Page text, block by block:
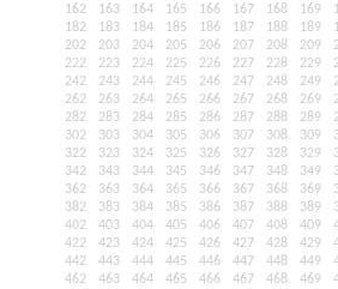
162
163 164 165 166 167 168 169
182
183 184 185 186 187 188 189
202
203 204 205 206 207 208 209
222
223 224 225 226 227 228 229
242
243 244 245 246 247 248 249
262
263 264 265 266 267 268 269
282
283 284 285 286 287 288 289
302
303 304 305 306 307 308 309
322
323 324 325 326 327 328 329
342
343 344 345 346 347 348 349
362
363 364 365 366 367 368 369
382
383 384 385 386 387 388 389
402
403 404 405 406 407 408 409
422
423 424 425 426 427 428 429
442
443 444 445 446 447 448 449
462
463 464 465 466 467 468 469